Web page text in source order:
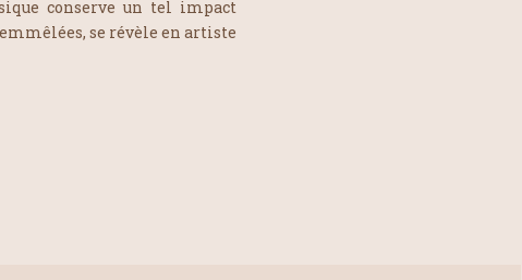
conserve un tel impact
se révèle en artiste